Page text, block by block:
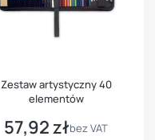
Zestaw artystyczny 40
elementów
Cena
57,92 złbez VAT